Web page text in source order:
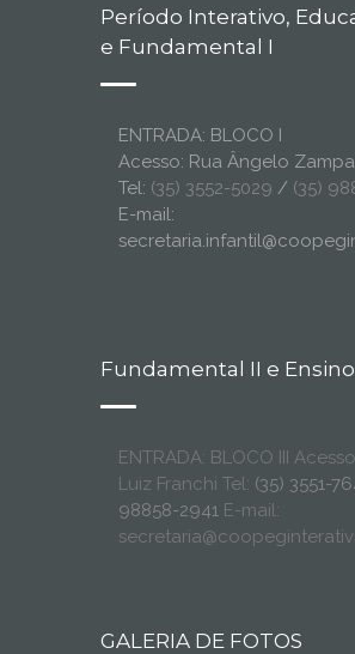
Período Interativo,
e Fundamental I
ENTRADA: BLOCO I
Acesso: Rua Ângelo
Tel: (35) 3552-5029 / (35)
E-mail:
Fundamental II e
ENTRADA: BLOCO III
Luiz Franchi Tel: (35) 3551-
98858-2941 E-mail:
GALERIA DE FOTOS